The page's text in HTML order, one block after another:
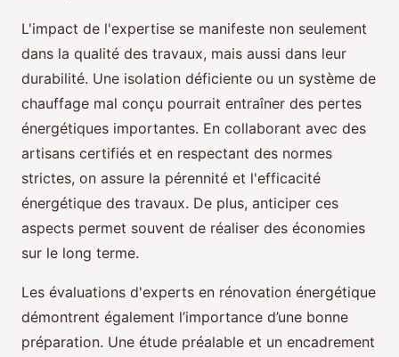
L'impact de l'expertise se manifeste non seulement
dans la qualité des travaux, mais aussi dans leur
durabilité. Une isolation déficiente ou un système de
chauffage mal conçu pourrait entraîner des pertes
énergétiques importantes. En collaborant avec des
artisans certifiés et en respectant des normes
strictes, on assure la pérennité et l'efficacité
énergétique des travaux. De plus, anticiper ces
aspects permet souvent de réaliser des économies
sur le long terme.
Les évaluations d'experts en rénovation énergétique
démontrent également l’importance d’une bonne
préparation. Une étude préalable et un encadrement